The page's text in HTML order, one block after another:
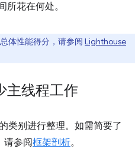
所花在何处。
体性能得分，请参阅 Lighthouse
主线程工作
类别进行整理。如需简要了
请参阅框架剖析。